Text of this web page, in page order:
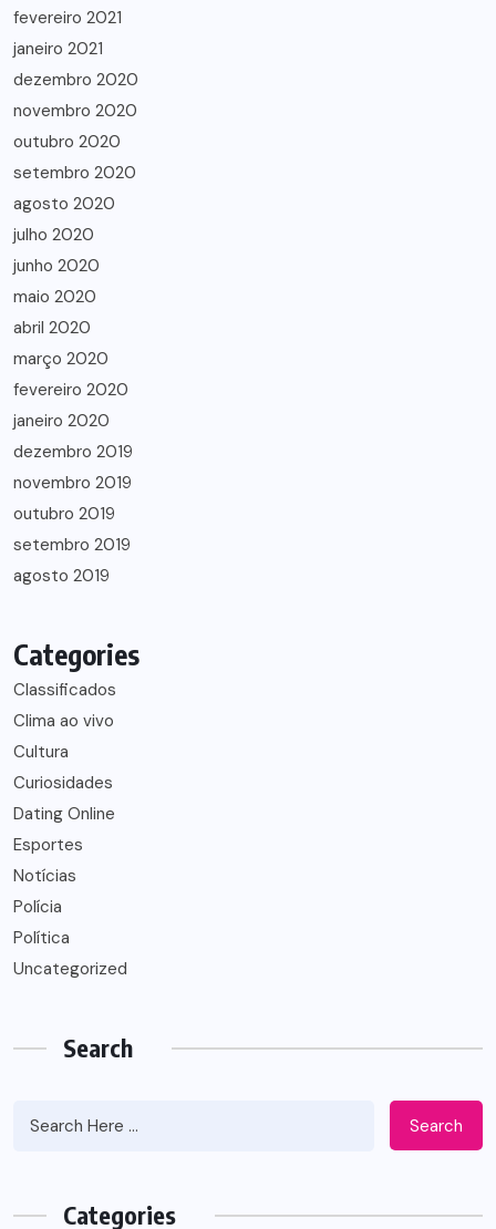
fevereiro 2021
janeiro 2021
dezembro 2020
novembro 2020
outubro 2020
setembro 2020
agosto 2020
julho 2020
junho 2020
maio 2020
abril 2020
março 2020
fevereiro 2020
janeiro 2020
dezembro 2019
novembro 2019
outubro 2019
setembro 2019
agosto 2019
Categories
Classificados
Clima ao vivo
Cultura
Curiosidades
Dating Online
Esportes
Notícias
Polícia
Política
Uncategorized
Search
Search
Categories